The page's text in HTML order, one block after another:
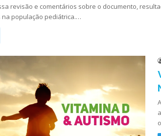
revisão e comentários sobre o documento,
população pediátrica.…